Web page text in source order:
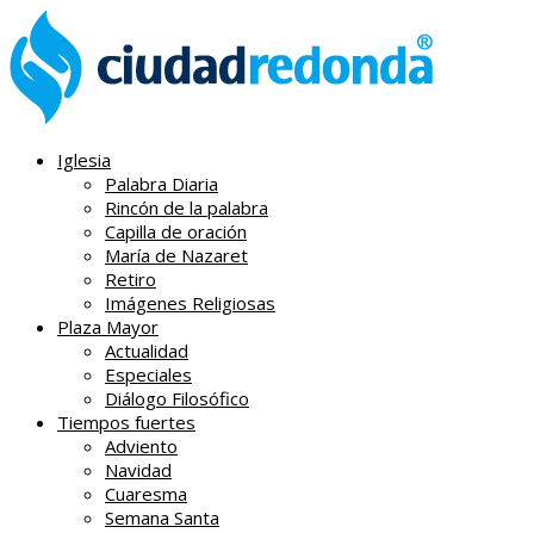
Iglesia
Palabra Diaria
Rincón de la palabra
Capilla de oración
María de Nazaret
Retiro
Imágenes Religiosas
Plaza Mayor
Actualidad
Especiales
Diálogo Filosófico
Tiempos fuertes
Adviento
Navidad
Cuaresma
Semana Santa